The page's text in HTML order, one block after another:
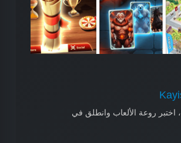
في Kayisoft، اختبر روعة الألعاب وانطلق في